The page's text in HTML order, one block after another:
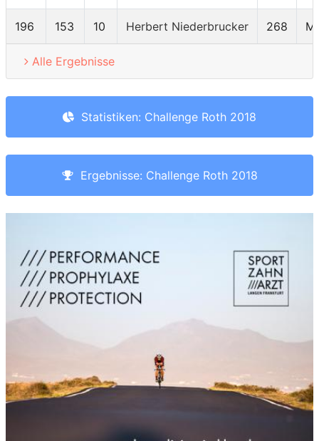
196 153 10 Herbert Niederbrucker 268 M
Alle Ergebnisse
Statistiken: Challenge Roth 2018
Ergebnisse: Challenge Roth 2018